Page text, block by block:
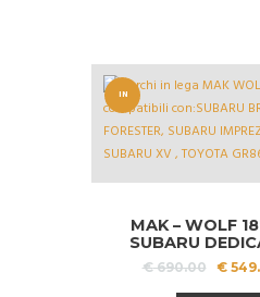
IN
OFFERT
A!
MAK – WOLF
SUBARU
€690.00
Il
€